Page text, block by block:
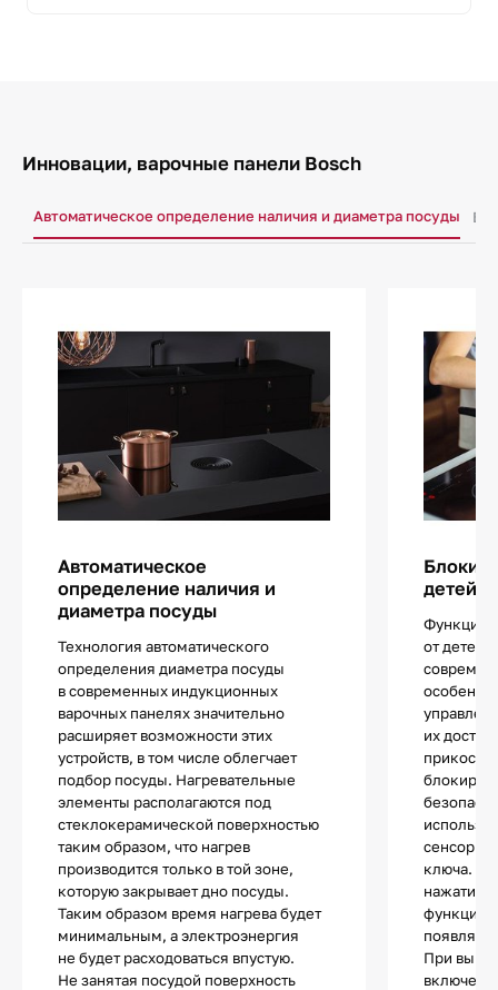
Инновации, варочные панели Bosch
Автоматическое определение наличия и диаметра посуды
Автоматическое
определение наличия и
диаметра посуды
Технология автоматического
определения диаметра посуды
в современных индукционных
варочных панелях значительно
расширяет возможности этих
устройств, в том числе облегчает
подбор посуды. Нагревательные
элементы располагаются под
стеклокерамической поверхностью
таким образом, что нагрев
производится только в той зоне,
которую закрывает дно посуды.
Таким образом время нагрева будет
минимальным, а электроэнергия
не будет расходоваться впустую.
Не занятая посудой поверхность
детей
Функцией
от детей
их
сенсор с
ключа.
нажатии
функции
При